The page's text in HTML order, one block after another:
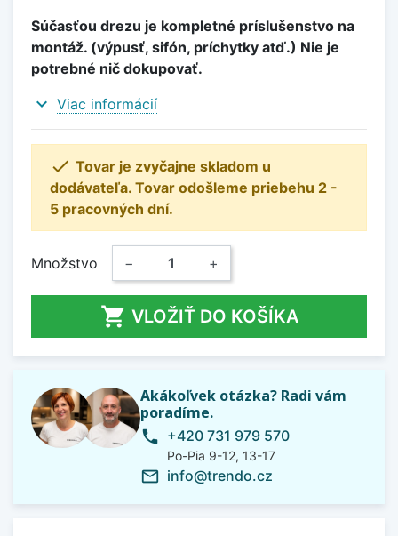
Súčasťou drezu je kompletné príslušenstvo na
montáž. (výpusť, sifón, príchytky atď.) Nie je
potrebné nič dokupovať.
expand_more Viac informácií
 Tovar je zvyčajne skladom u
dodávateľa. Tovar odošleme priebehu 2 -
5 pracovných dní.
Množstvo − +
 VLOŽIŤ DO KOŠÍKA
Akákoľvek otázka? Radi vám
poradíme.
phone +420 731 979 570
Po-Pia 9-12, 13-17
mail_outline info@trendo.cz